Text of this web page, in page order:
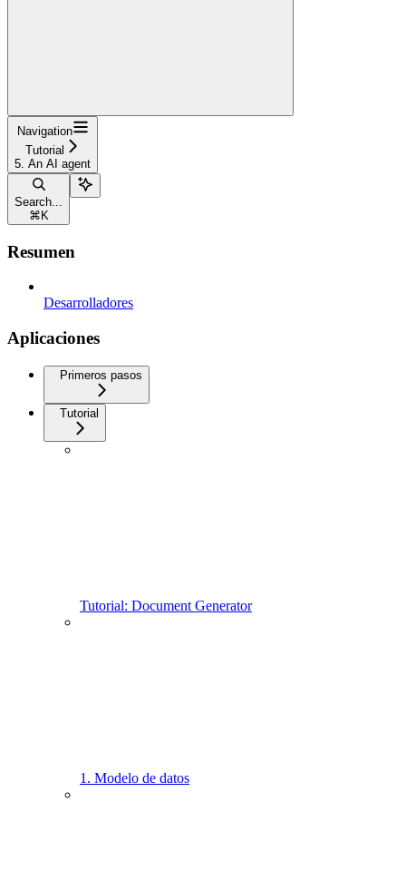
Navigation
Tutorial
5. An AI agent
Search...
⌘ K
Resumen
Desarrolladores
Aplicaciones
Primeros pasos
Tutorial
Tutorial: Document Generator
1. Modelo de datos